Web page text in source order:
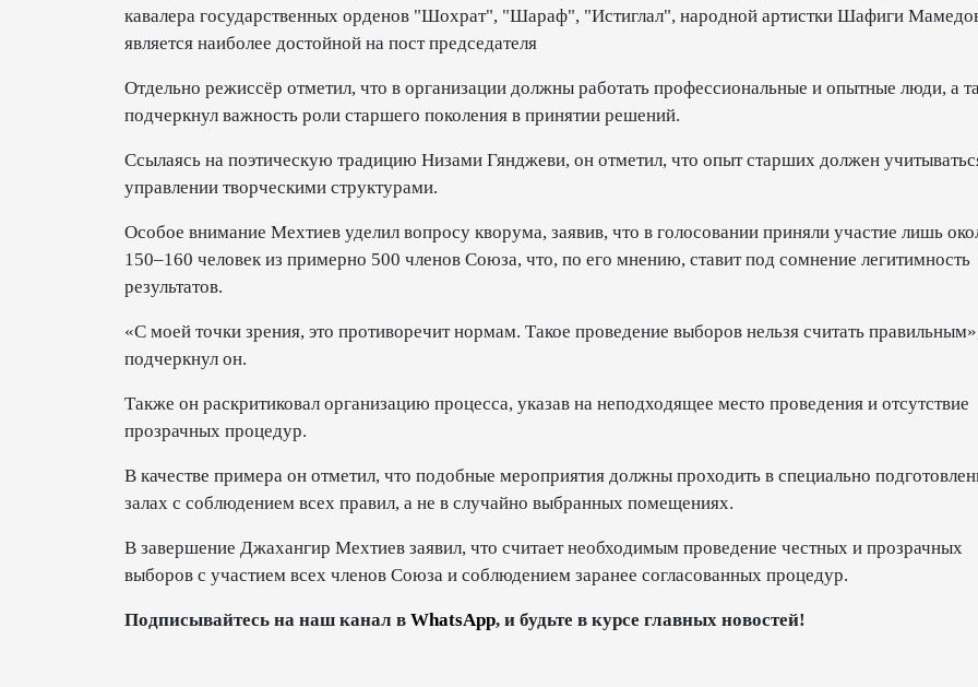
кавалера государственных орденов "Шохрат", "Шараф", "Истиглал", народной артистки Шафиги
является наиболее достойной на пост председателя
Отдельно режиссёр отметил, что в организации должны работать профессиональные и опытные люди, а
подчеркнул важность роли старшего поколения в принятии решений.
Ссылаясь на поэтическую традицию Низами Гянджеви, он отметил, что опыт старших должен
управлении творческими структурами.
Особое внимание Мехтиев уделил вопросу кворума, заявив, что в голосовании приняли участие лишь
150–160 человек из примерно 500 членов Союза, что, по его мнению, ставит под сомнение легитимность
результатов.
«С моей точки зрения, это противоречит нормам. Такое проведение выборов нельзя считать
подчеркнул он.
Также он раскритиковал организацию процесса, указав на неподходящее место проведения и отсутствие
прозрачных процедур.
В качестве примера он отметил, что подобные мероприятия должны проходить в специально
залах с соблюдением всех правил, а не в случайно выбранных помещениях.
В завершение Джахангир Мехтиев заявил, что считает необходимым проведение честных и прозрачных
выборов с участием всех членов Союза и соблюдением заранее согласованных процедур.
Подписывайтесь на наш канал в WhatsApp, и будьте в курсе главных новостей!